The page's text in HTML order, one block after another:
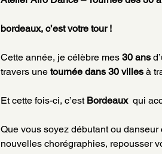
bordeaux, c’est votre tour !
Cette année, je célèbre mes 30 ans
travers une tournée dans 30 villes à
Et cette fois-ci, c’est Bordeaux qui
Que vous soyez débutant ou
nouvelles chorégraphies, repousser